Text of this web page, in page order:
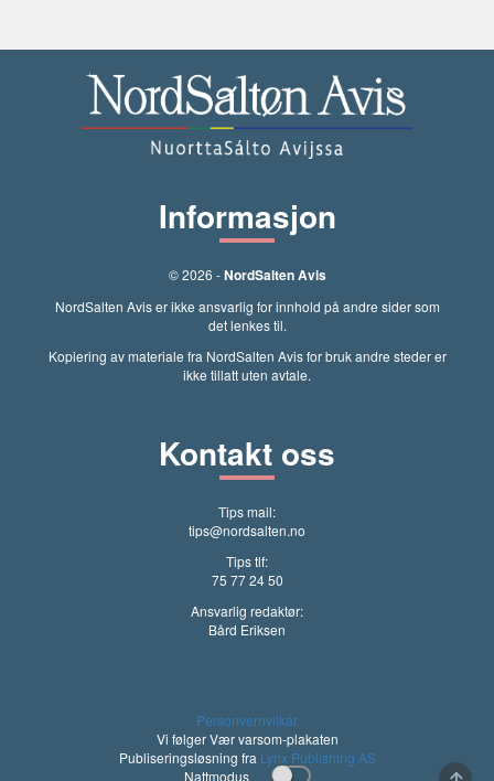
Informasjon
© 2026 -NordSalten Avis
NordSalten Avis er ikke ansvarlig for innhold på andre sider som
det lenkes til.
Kopiering av materiale fra NordSalten Avis for bruk andre steder er
ikke tillatt uten avtale.
Kontakt oss
Tips mail:
tips@nordsalten.no
Tips tlf:
75 77 24 50
Ansvarlig redaktør:
Bård Eriksen
Personvernvilkår
Vi følger Vær varsom-plakaten
Publiseringsløsning fra Lynx Publishing AS
Nattmodus